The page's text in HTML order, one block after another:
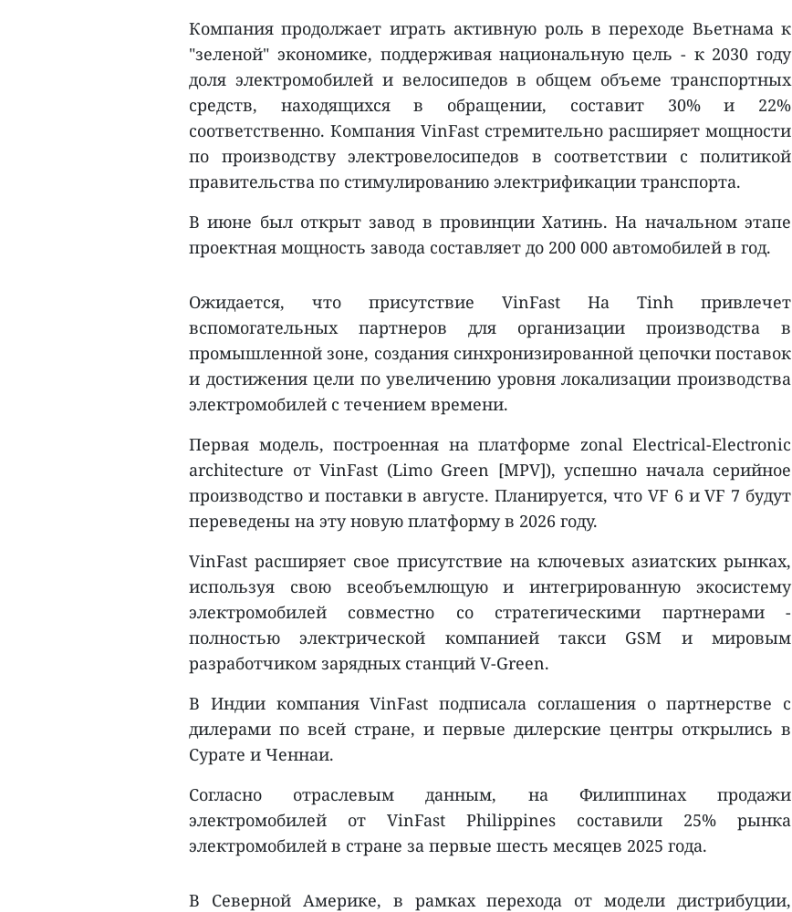
Компания продолжает играть активную роль в переходе Вьетнама к
"зеленой" экономике, поддерживая национальную цель - к 2030 году
доля электромобилей и велосипедов в общем объеме транспортных
средств, находящихся в обращении, составит 30% и 22%
соответственно. Компания VinFast стремительно расширяет мощности
по производству электровелосипедов в соответствии с политикой
правительства по стимулированию электрификации транспорта.
В июне был открыт завод в провинции Хатинь. На начальном этапе
проектная мощность завода составляет до 200 000 автомобилей в год.
Ожидается, что присутствие VinFast Ha Tinh привлечет
вспомогательных партнеров для организации производства в
промышленной зоне, создания синхронизированной цепочки поставок
и достижения цели по увеличению уровня локализации производства
электромобилей с течением времени.
Первая модель, построенная на платформе zonal Electrical-Electronic
architecture от VinFast (Limo Green [MPV]), успешно начала серийное
производство и поставки в августе. Планируется, что VF 6 и VF 7 будут
переведены на эту новую платформу в 2026 году.
VinFast расширяет свое присутствие на ключевых азиатских рынках,
используя свою всеобъемлющую и интегрированную экосистему
электромобилей совместно со стратегическими партнерами -
полностью электрической компанией такси GSM и мировым
разработчиком зарядных станций V-Green.
В Индии компания VinFast подписала соглашения о партнерстве с
дилерами по всей стране, и первые дилерские центры открылись в
Сурате и Ченнаи.
Согласно отраслевым данным, на Филиппинах продажи
электромобилей от VinFast Philippines составили 25% рынка
электромобилей в стране за первые шесть месяцев 2025 года.
В Северной Америке, в рамках перехода от модели дистрибуции,